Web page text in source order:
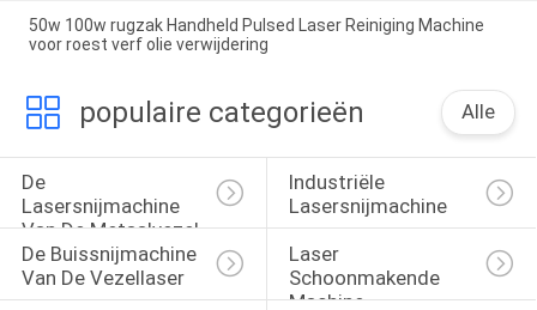
50w 100w rugzak Handheld Pulsed Laser Reiniging Machine
voor roest verf olie verwijdering
populaire categorieën Alle
De
Lasersnijmachine
Van De Metaalvezel
Industriële
Lasersnijmachine
De Buissnijmachine
Van De Vezellaser
Laser
Schoonmakende
Machine